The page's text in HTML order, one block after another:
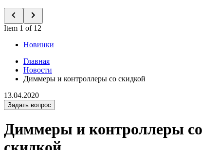
Item 1 of 12
Новинки
Главная
Новости
Диммеры и контроллеры со скидкой
13.04.2020
Задать вопрос
Диммеры и контроллеры со